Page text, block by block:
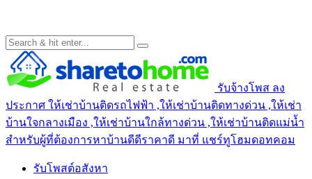
รับจ้างโพส ลง
ประกาศ ให้เช่าบ้านติดรถไฟฟ้า ,ให้เช่าบ้านติดทางด่วน ,ให้เช่า
บ้านใจกลางเมือง ,ให้เช่าบ้านใกล้ทางด่วน ,ให้เช่าบ้านติดแม่น้ำ
สำหรับผู้ที่ต้องการหาบ้านดีดีราคาดี มาที่ แชร์ทูโฮมดอทคอม
รับโพสต์อสังหา